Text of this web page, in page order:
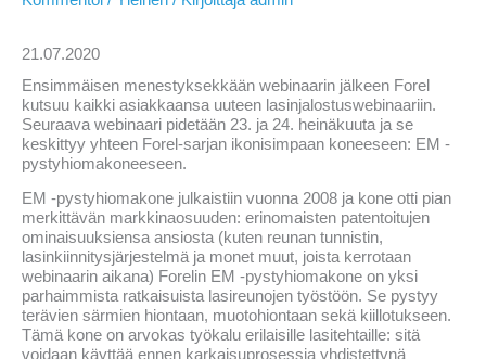
21.07.2020
Ensimmäisen menestyksekkään webinaarin jälkeen Forel
kutsuu kaikki asiakkaansa uuteen lasinjalostuswebinaariin.
Seuraava webinaari pidetään 23. ja 24. heinäkuuta ja se
keskittyy yhteen Forel-sarjan ikonisimpaan koneeseen: EM -
pystyhiomakoneeseen.
EM -pystyhiomakone julkaistiin vuonna 2008 ja kone otti pian
merkittävän markkinaosuuden: erinomaisten patentoitujen
ominaisuuksiensa ansiosta (kuten reunan tunnistin,
lasinkiinnitysjärjestelmä ja monet muut, joista kerrotaan
webinaarin aikana) Forelin EM -pystyhiomakone on yksi
parhaimmista ratkaisuista lasireunojen työstöön. Se pystyy
terävien särmien hiontaan, muotohiontaan sekä kiillotukseen.
Tämä kone on arvokas työkalu erilaisille lasitehtaille: sitä
voidaan käyttää ennen karkaisuprosessia yhdistettynä